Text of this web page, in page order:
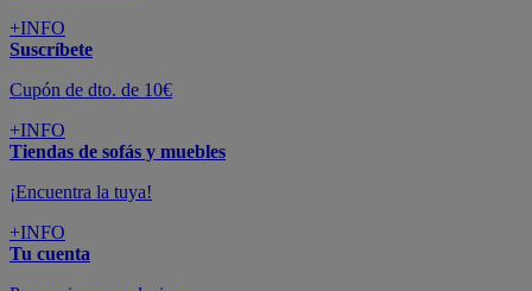
+INFO
Suscríbete
Cupón de dto. de 10€
+INFO
Tiendas de sofás y muebles
¡Encuentra la tuya!
+INFO
Tu cuenta